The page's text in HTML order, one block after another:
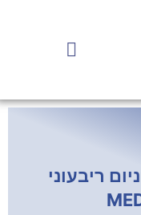
ריבעוני